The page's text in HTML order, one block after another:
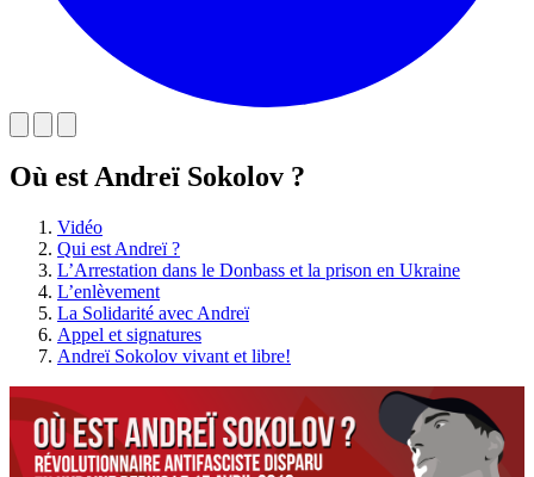
Où est Andreï Sokolov ?
Vidéo
Qui est Andreï ?
L’Arrestation dans le Donbass et la prison en Ukraine
L’enlèvement
La Solidarité avec Andreï
Appel et signatures
Andreï Sokolov vivant et libre!